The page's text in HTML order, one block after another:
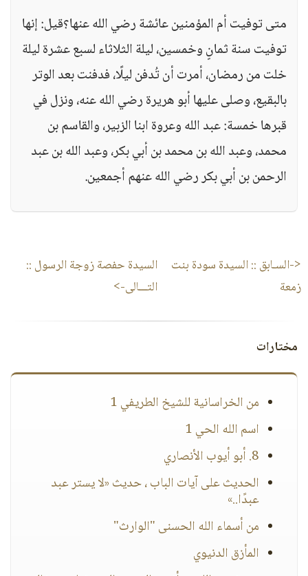
متى توفيت أم المؤمنين عائشة رضي الله عنها؟قيل: إنها
توفيت سنة ثمانٍ وخمسين، ليلة الثلاثاء لسبع عشرة ليلة
خلت من رمضان، أمرت أن تُدفن ليلًا، فدفنت بعد الوتر
بالبقيع، وصلى عليها أبو هريرة رضي الله عنه، ونزل في
قبرها خمسة: عبد الله وعروة ابنا الزبير، والقاسم بن
محمد، وعبد الله بن محمد بن أبي بكر، وعبد الله بن عبد
الرحمن بن أبي بكر رضي الله عنهم أجمعين.
<-السـابق ::السيدة سودة بنت
زمعة
السيدة حفصة زوجة الرسول ::
التـــالى->
مختارات
من الخراسانية للشيخ الطريفي 1
اسم الله الحي 1
8. أبو أيوب الأنصاري
الحديث على آيات الباب ، حديث «لا يستر عبد
عبدًا..»
من أسماء الله الحسنى "الوارث"
المأزق الدنيوي